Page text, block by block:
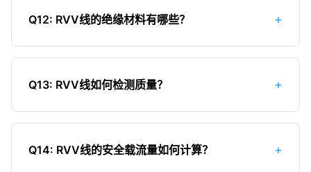
RVB线；4）使用场合不同，RVV线适用于需要较好
5）价格不同，RVV线价格通常高于RVB线；6）使
固定敷设；2）缺乏专业的埋墙保护等级，长期处于
墙内环境可能加速老化；3）RVV线的绝缘和护套在
蚀；4）日后维修困难，需要破坏性挖掘；5）不符
BVVB线，并穿管保护。
Q12: RVV线的绝缘材料有哪些？ +
RVV线常用的绝缘材料主要有：1）聚氯乙烯
好，适用于大多数场合；2）交联聚乙烯
（XLPE）：性能优于普通PVC，具有更高的耐热
无卤材料：环保型材料，燃烧时产生的烟雾和有害
Q13: RVV线如何检测质量？ +
检测RVV线质量可以从以下几个方面入手：1）外观
或破损；2）标识检查：应有清晰的产品型号、规
Q14: RVV线的安全载流量如何计算？ +